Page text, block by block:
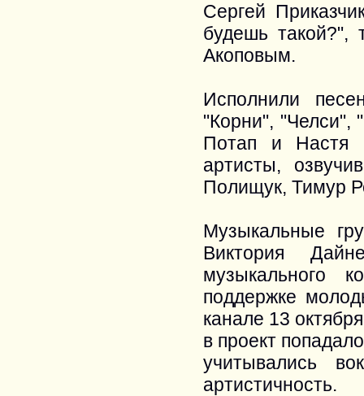
Сергей
будешь такой?",
Акоповым.
Исполнили
"Корни", "Челси",
Потап и Настя
артисты,
Полищук, Тимур
Музыкальные
Виктория
музыкального
поддержке
канале 13
в проект
учитывались
артистичность.